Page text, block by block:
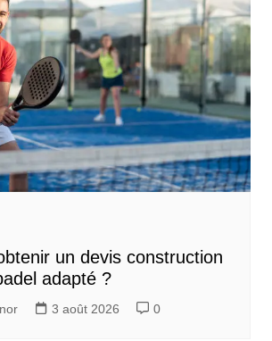
un devis construction
adapté ?
3 août 2026 0